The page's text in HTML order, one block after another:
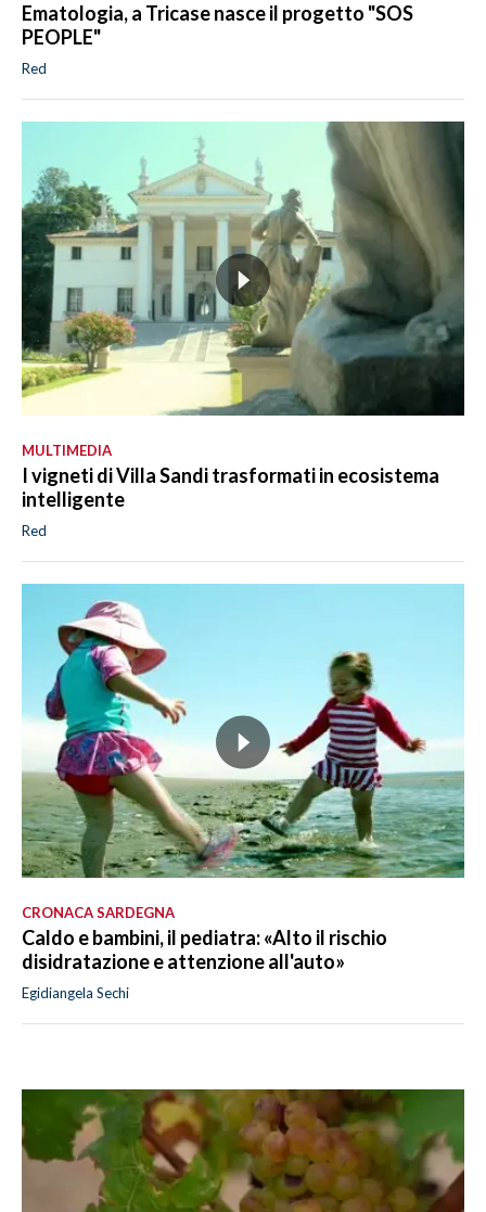
Ematologia, a Tricase nasce il progetto "SOS
PEOPLE"
Red
MULTIMEDIA
I vigneti di Villa Sandi trasformati in ecosistema
intelligente
Red
CRONACA SARDEGNA
Caldo e bambini, il pediatra: «Alto il rischio
disidratazione e attenzione all'auto»
Egidiangela Sechi